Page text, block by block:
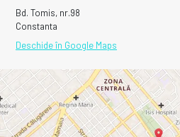
Bd. Tomis, nr.98
Constanta
Deschide în Google Maps